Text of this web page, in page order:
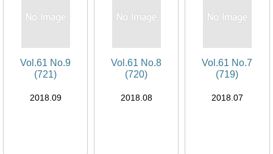
Vol.61 No.9
(721)
2018.09
Vol.61 No.8
(720)
2018.08
Vol.61 No.7
(719)
2018.07